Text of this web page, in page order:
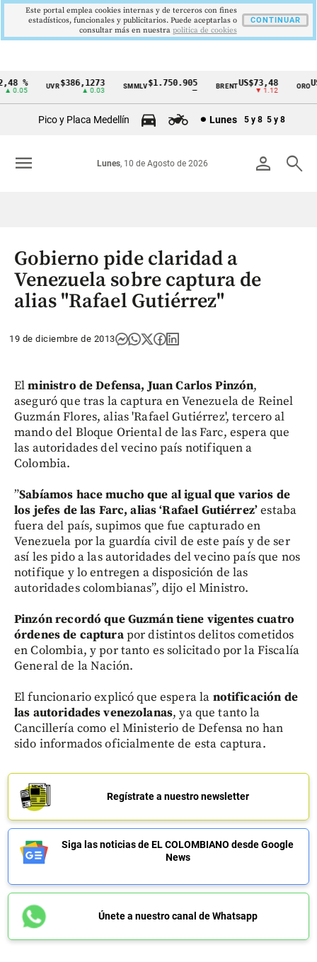
Cintillo
Colombia
%
0.05
UVR$386,1273
▲ 0.03
SMMLV$1.750.905 BRENTUS$73,48
▼ 1.12
ORO
Pico y Placa Medellín Lunes 5 y 8 5 y 8
person search
Lunes, 10 de Agosto de 2026
menu
Gobierno pide claridad a
Venezuela sobre captura de
alias "Rafael Gutiérrez"
19 de diciembre de 2013
Elministro de Defensa, Juan Carlos Pinzón,
aseguró que tras la captura en Venezuela de Reinel
Guzmán Flores, alias 'Rafael Gutiérrez', tercero al
mando del Bloque Oriental de las Farc, espera que
las autoridades del vecino país notifiquen a
Colombia.
”Sabíamos hace mucho que al igual que varios de
los jefes de las Farc, alias ‘Rafael Gutiérrez’estaba
fuera del país, supimos que fue capturado en
Venezuela por la guardía civil de este país y de ser
así les pido a las autoridades del vecino país que nos
notifique y lo entregen a disposición de las
autoridades colombianas”, dijo el Ministro.
Pinzón recordó que Guzmán tiene vigentes cuatro
órdenes de capturapor distintos delitos cometidos
en Colombia, y por tanto es solicitado por la Fiscalía
General de la Nación.
El funcionario explicó que espera la notificación de
las autoridades venezolanas, ya que tanto la
Cancillería como el Ministerio de Defensa no han
sido informados oficialmente de esta captura.
Regístrate a nuestro newsletter
Siga las noticias de EL COLOMBIANO desde Google
News
Únete a nuestro canal de Whatsapp
Este portal emplea cookies internas y de terceros con fines
estadísticos, funcionales y publicitarios. Puede aceptarlas o
consultar más en nuestra politica de cookies
CONTINUAR